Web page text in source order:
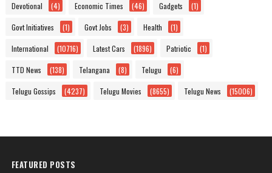
Devotional (4) Economic Times (46) Gadgets (1)
Govt Initiatives (1) Govt Jobs (3) Health (1)
International (10716) Latest Cars (1896) Patriotic (1)
TTD News (138) Telangana (8) Telugu (6)
Telugu Gossips (4237) Telugu Movies (8655) Telugu News (15006)
FEATURED POSTS